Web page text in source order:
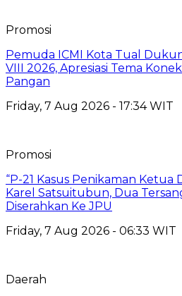
Promosi
Pemuda ICMI Kota Tual
VIII 2026, Apresiasi Tema
Pangan
Friday, 7 Aug 2026 - 17:34 WIT
Promosi
“P-21 Kasus Penikaman Ketua
Karel Satsuitubun, Dua
Diserahkan Ke JPU
Friday, 7 Aug 2026 - 06:33 WIT
Daerah